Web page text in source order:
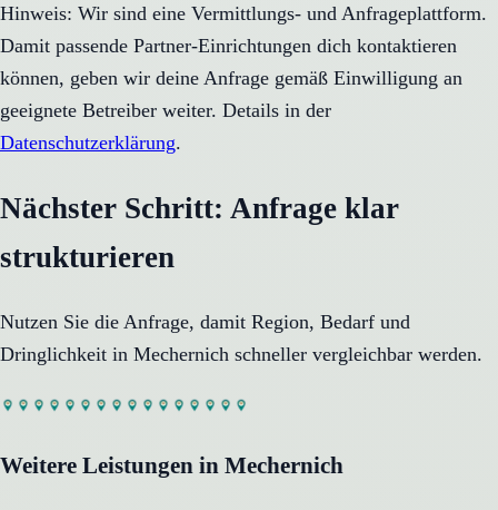
Hinweis: Wir sind eine Vermittlungs- und Anfrageplattform.
Damit passende Partner-Einrichtungen dich kontaktieren
können, geben wir deine Anfrage gemäß Einwilligung an
geeignete Betreiber weiter. Details in der
Datenschutzerklärung.
Nächster Schritt: Anfrage klar
strukturieren
Nutzen Sie die Anfrage, damit Region, Bedarf und
Dringlichkeit in Mechernich schneller vergleichbar werden.
Weitere Leistungen in Mechernich